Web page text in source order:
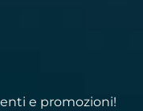
e promozioni!